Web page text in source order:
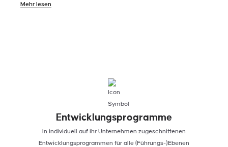
Mehr lesen
Entwicklungsprogramme
In individuell auf ihr Unternehmen zugeschnittenen
Entwicklungsprogrammen für alle (Führungs-)Ebenen